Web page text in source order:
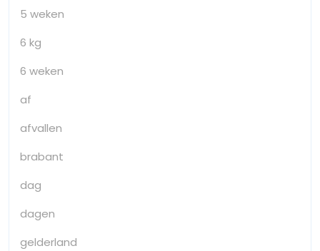
5 weken
6 kg
6 weken
af
afvallen
brabant
dag
dagen
gelderland